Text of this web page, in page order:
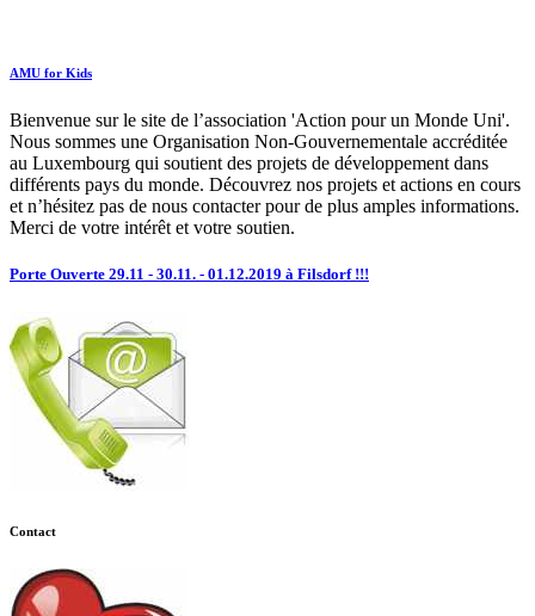
AMU for Kids
Bienvenue sur le site de l’association 'Action pour un Monde Uni'.
Nous sommes une Organisation Non-Gouvernementale accréditée
au Luxembourg qui soutient des projets de développement dans
différents pays du monde. Découvrez nos projets et actions en cours
et n’hésitez pas de nous contacter pour de plus amples informations.
Merci de votre intérêt et votre soutien.
Porte Ouverte 29.11 - 30.11. - 01.12.2019 à Filsdorf !!!
Contact